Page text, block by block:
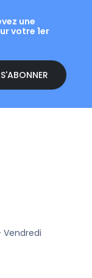
une
votre 1er
S'ABONNER
Vendredi